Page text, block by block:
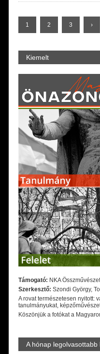
1 2 3 ›
Kiemelt
Támogató: NKA
Szerkesztő: Szondi György,
A rovat természetesen nyitott:
tanulmányukat,
Köszönjük a fotókat a
A hónap legolvasottabb